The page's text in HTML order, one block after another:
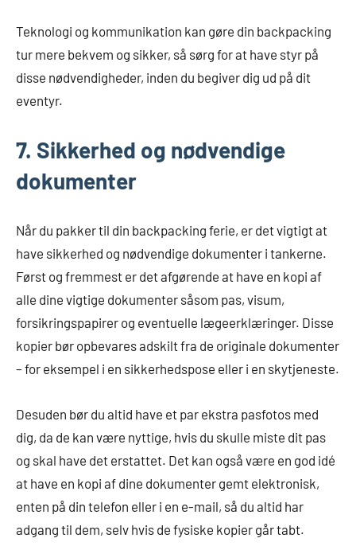
Teknologi og kommunikation kan gøre din backpacking
tur mere bekvem og sikker, så sørg for at have styr på
disse nødvendigheder, inden du begiver dig ud på dit
eventyr.
7. Sikkerhed og nødvendige
dokumenter
Når du pakker til din backpacking ferie, er det vigtigt at
have sikkerhed og nødvendige dokumenter i tankerne.
Først og fremmest er det afgørende at have en kopi af
alle dine vigtige dokumenter såsom pas, visum,
forsikringspapirer og eventuelle lægeerklæringer. Disse
kopier bør opbevares adskilt fra de originale dokumenter
– for eksempel i en sikkerhedspose eller i en skytjeneste.
Desuden bør du altid have et par ekstra pasfotos med
dig, da de kan være nyttige, hvis du skulle miste dit pas
og skal have det erstattet. Det kan også være en god idé
at have en kopi af dine dokumenter gemt elektronisk,
enten på din telefon eller i en e-mail, så du altid har
adgang til dem, selv hvis de fysiske kopier går tabt.